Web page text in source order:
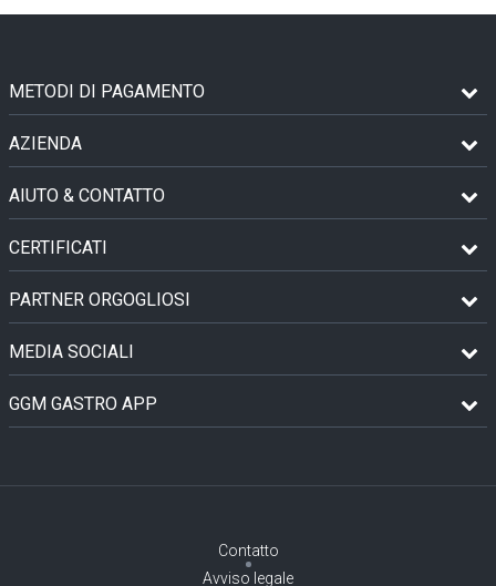
METODI DI PAGAMENTO
AZIENDA
AIUTO & CONTATTO
CERTIFICATI
PARTNER ORGOGLIOSI
MEDIA SOCIALI
GGM GASTRO APP
Contatto
Avviso legale